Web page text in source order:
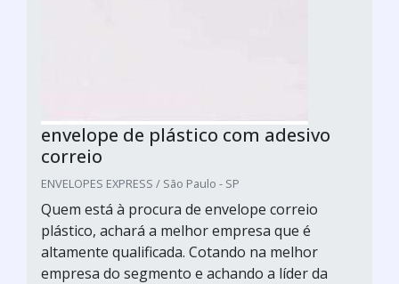
envelope de plástico com adesivo
correio
ENVELOPES EXPRESS / São Paulo - SP
Quem está à procura de envelope correio
plástico, achará a melhor empresa que é
altamente qualificada. Cotando na melhor
empresa do segmento e achando a líder da